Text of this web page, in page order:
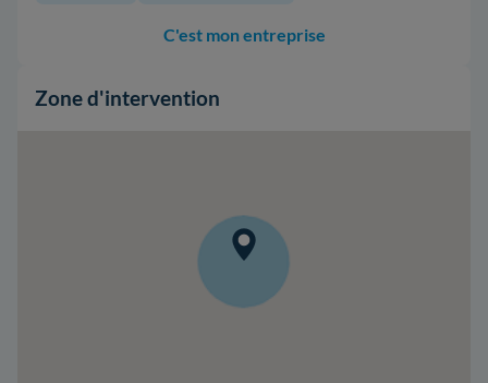
C'est mon entreprise
Zone d'intervention